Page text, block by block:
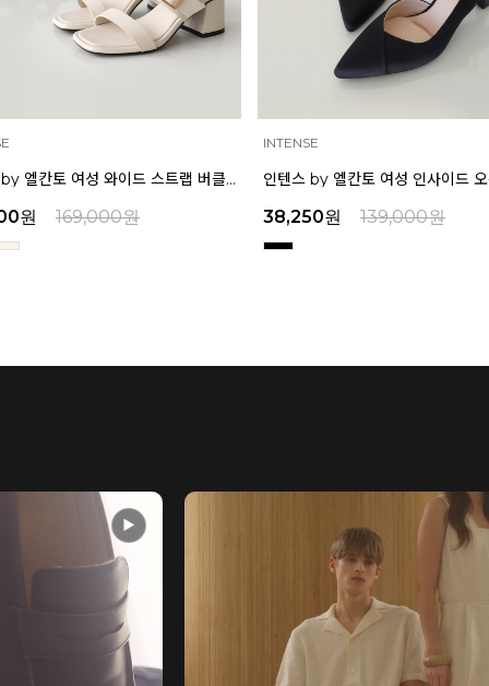
인텐스 by 엘칸토 여성 인사이드 오픈 슬링백 7cm LCWO43I613
원 139,000원
MAZZ
67,150원 179,000원
▶